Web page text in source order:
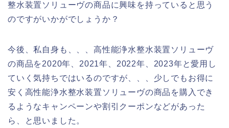
整水装置ソリューヴの商品に興味を持っていると思う
のですがいかがでしょうか？
今後、私自身も、、、高性能浄水整水装置ソリューヴ
の商品を2020年、2021年、2022年、2023年と愛用し
ていく気持ちではいるのですが、、、少しでもお得に
安く高性能浄水整水装置ソリューヴの商品を購入でき
るようなキャンペーンや割引クーポンなどがあった
ら、と思いました。